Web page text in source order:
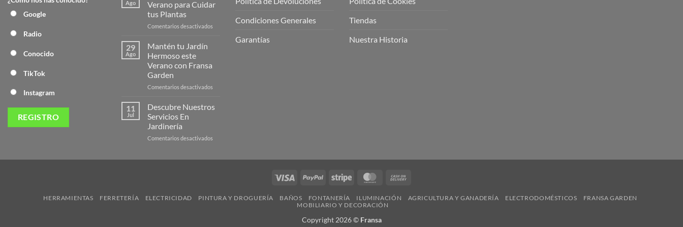
Google
Radio
Conocido
TikTok
Instagram
Página
Ago
Verano para Cuidar
tus Plantas
Comentarios desactivados
29
Ago
Mantén tu Jardín
Hermoso este
Verano con Fransa
Garden
Comentarios desactivados
Jardín
11
Jul
Descubre Nuestros
Servicios En
Jardinería
Comentarios desactivados
Condiciones Generales
Garantías
Tiendas
Nuestra Historia
Visa PayPal Stripe MasterCard
Delivery
HERRAMIENTAS FERRETERÍA ELECTRICIDAD PINTURA Y DROGUERÍA BAÑOS FONTANERÍA ILUMINACIÓN AGRICULTURA Y GANADERÍA ELECTRODOMÉSTICOS
FRANSA GARDEN
MOBILIARIO Y DECORACIÓN
Copyright 2026 © Fransa